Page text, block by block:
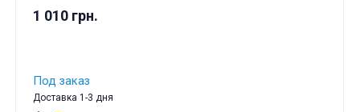
1 010 грн.
Под заказ
Доставка 1-3 дня